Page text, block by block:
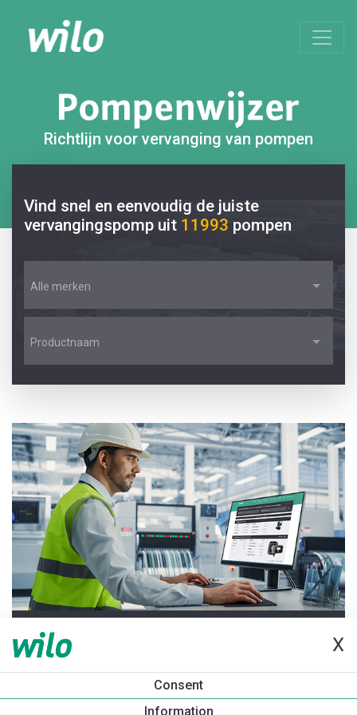
X
Consent
Information
Richtlijn voor vervanging van pompen
Vind snel en eenvoudig de juiste
vervangingspomp uit 11993 pompen
Alle merken
Productnaam
Welkom bij de Pompenwijzer